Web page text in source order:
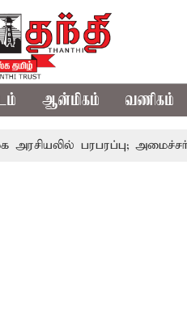
ஆன்மிகம் வணிகம்
பரபரப்பு; அமைச்சர்